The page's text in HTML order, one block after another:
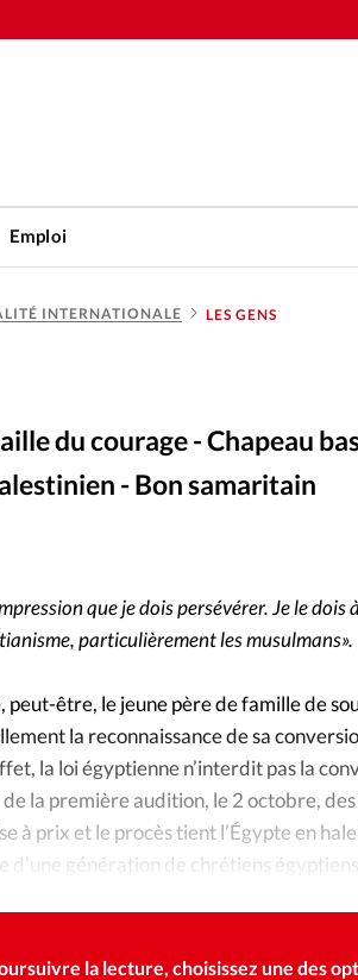
Emploi
INTERNATIONALE LES GENS
du courage - Chapeau
- Bon samaritain
que je dois persévérer. Je le
particulièrement les musulmans».
être, le jeune père de famille de
la reconnaissance de sa
la loi égyptienne n’interdit pas la
la première audition, le 2 octobre, des
à prix et le procès tient l’Égypte en
génération de chrétiens
la lecture, choisissez une des